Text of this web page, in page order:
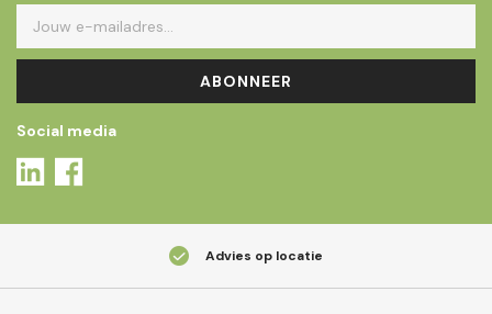
ABONNEER
Social media
Advies op locatie